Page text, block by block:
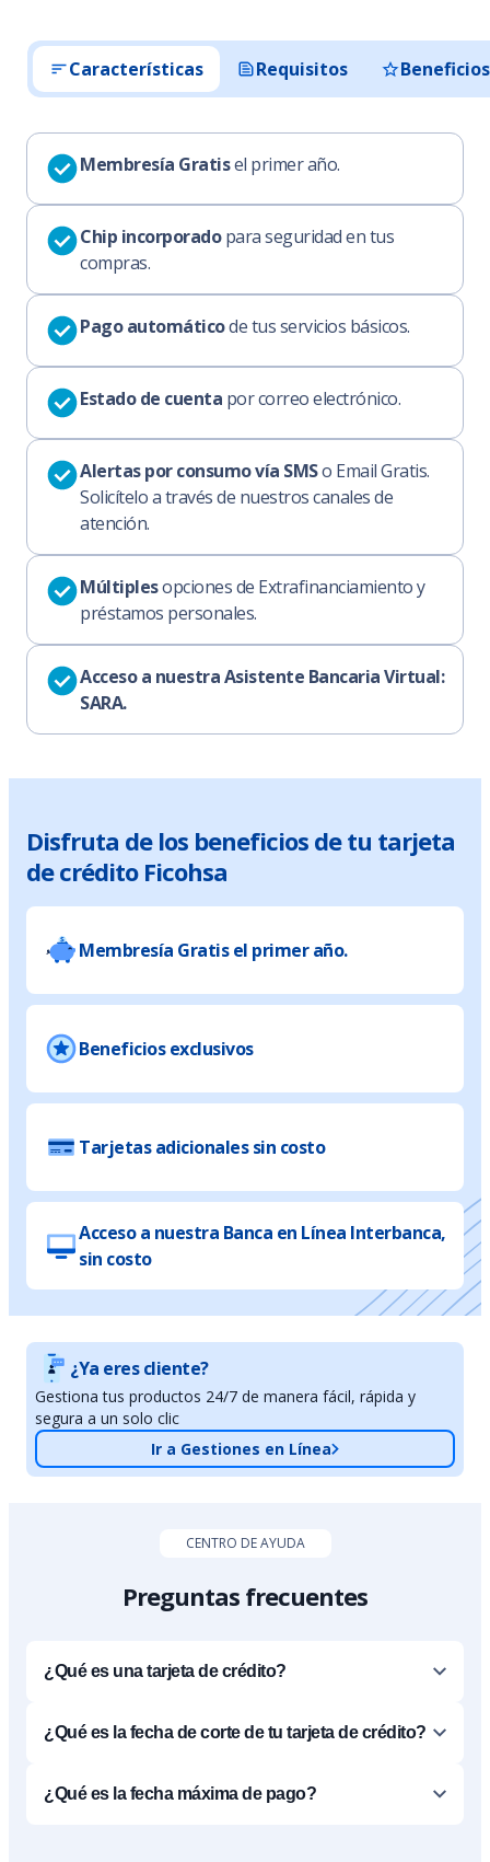
Características Requisitos Beneficios
Membresía Gratisel primer año.
Chip incorporadopara seguridad en tus
compras.
Pago automáticode tus servicios básicos.
Estado de cuenta por correo electrónico.
Alertas por consumo vía SMSo Email Gratis.
Solicítelo a través de nuestros canales de
atención.
Múltiplesopciones de Extrafinanciamiento y
préstamos personales.
Acceso a nuestra Asistente Bancaria Virtual:
SARA.
Disfruta de los beneficios de tu tarjeta
de crédito Ficohsa
Membresía Gratis el primer año.
Beneficios exclusivos
Tarjetas adicionales sin costo
Acceso a nuestra Banca en Línea Interbanca,
sin costo
¿Ya eres cliente?
Gestiona tus productos 24/7 de manera fácil, rápida y
segura a un solo clic
Ir a Gestiones en Línea
CENTRO DE AYUDA
Preguntas frecuentes
¿Qué es una tarjeta de crédito?
¿Qué es la fecha de corte de tu tarjeta de crédito?
¿Qué es la fecha máxima de pago?